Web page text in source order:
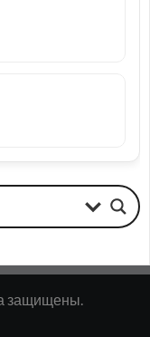
защищены.